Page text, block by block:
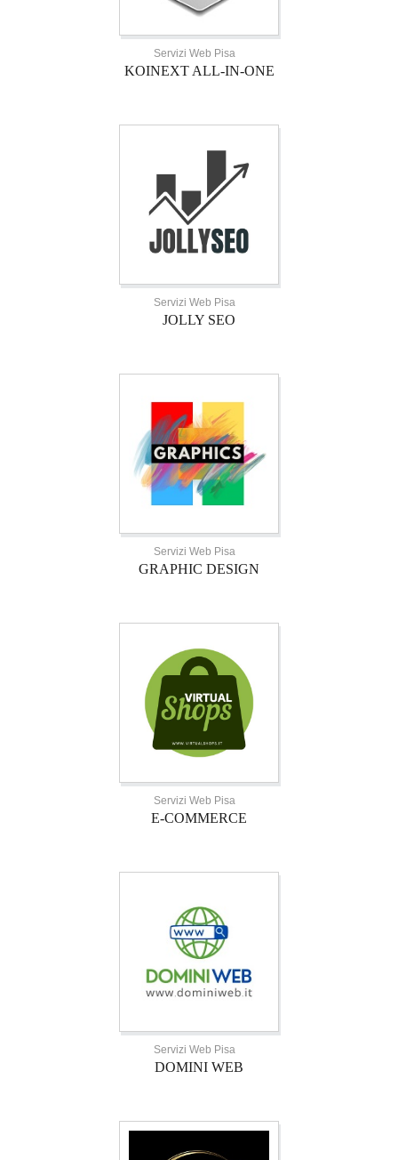
Servizi Web Pisa
KOINEXT ALL-IN-ONE
Servizi Web Pisa
JOLLY SEO
Servizi Web Pisa
GRAPHIC DESIGN
Servizi Web Pisa
E-COMMERCE
Servizi Web Pisa
DOMINI WEB